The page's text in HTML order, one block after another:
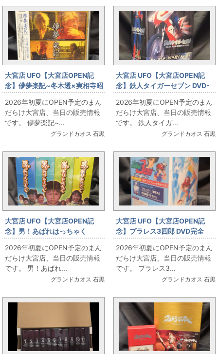
大宮店 UFO【大宮店OPEN記
念】儚夢楽記~冬木透×実相寺昭
雄 ミュージック・ヒストリー~
お出しします!!
2026年初夏にOPEN予定のまん
だらけ大宮店、当日の販売情報
です。 儚夢楽記~...
グランドカオス 石黒
大宮店 UFO【大宮店OPEN記
念】鉄人タイガーセブン DVD-
BOX お出しします!!
2026年初夏にOPEN予定のまん
だらけ大宮店、当日の販売情報
です。 鉄人タイガ...
グランドカオス 石黒
大宮店 UFO【大宮店OPEN記
念】男！あばれはっちゃく
DVD-BOXセット お出しします!!
2026年初夏にOPEN予定のまん
だらけ大宮店、当日の販売情報
です。 男！あばれ...
グランドカオス 石黒
大宮店 UFO【大宮店OPEN記
念】プラレス3四郎 DVD完全
BOX 初回限定版 お出しします!!
2026年初夏にOPEN予定のまん
だらけ大宮店、当日の販売情報
です。 プラレス3...
グランドカオス 石黒